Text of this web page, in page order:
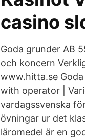
casino
Goda grunder AB
och koncern
www.hitta.se
with operator |
vardagssvenska
övningar ur det
läromedel är en